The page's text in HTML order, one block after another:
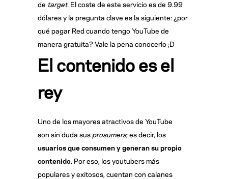
de target. El coste de este servicio es de 9.99
dólares y la pregunta clave es la siguiente: ¿por
qué pagar Red cuando tengo YouTube de
manera gratuita? Vale la pena conocerlo ;D
El contenido es el
rey
Uno de los mayores atractivos de YouTube
son sin duda sus prosumers; es decir, los
usuarios que consumen y generan su propio
contenido . Por eso, los youtubers más
populares y exitosos, cuentan con calanes